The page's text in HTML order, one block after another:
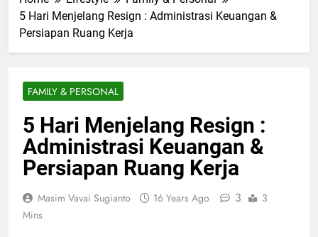
5 Hari Menjelang Resign : Administrasi Keuangan &
Persiapan Ruang Kerja
FAMILY & PERSONAL
5 Hari Menjelang Resign :
Administrasi Keuangan &
Persiapan Ruang Kerja
Masim Vavai Sugianto 16 Years Ago 3
3
Mins